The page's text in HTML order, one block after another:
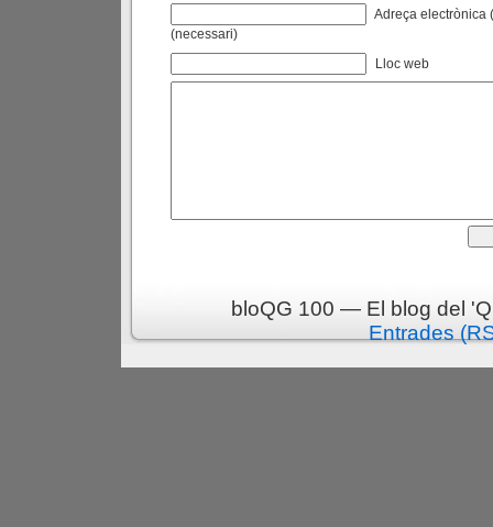
Adreça electrònica
(necessari)
Lloc web
bloQG 100 — El blog del
Entrades